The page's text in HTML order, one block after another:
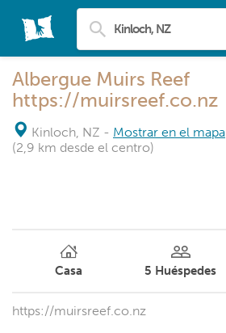
Albergue Muirs Reef
https://muirsreef.co.nz
Kinloch, NZ - Mostrar en el mapa
(2,9 km desde el centro)
Casa 5 Huéspedes
https://muirsreef.co.nz